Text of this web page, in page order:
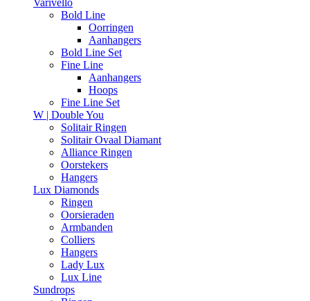
Varivello
Bold Line
Oorringen
Aanhangers
Bold Line Set
Fine Line
Aanhangers
Hoops
Fine Line Set
W | Double You
Solitair Ringen
Solitair Ovaal Diamant
Alliance Ringen
Oorstekers
Hangers
Lux Diamonds
Ringen
Oorsieraden
Armbanden
Colliers
Hangers
Lady Lux
Lux Line
Sundrops